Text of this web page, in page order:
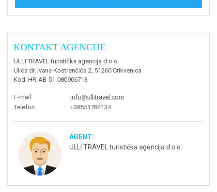
KONTAKT AGENCIJE
ULLI TRAVEL turistička agencija d.o.o.
Ulica dr. Ivana Kostrenčića 2, 51260 Crikvenica
Kod : HR-AB-51-080906713
E-mail :
info@ullitravel.com
Telefon: +38551784134
AGENT:
ULLI TRAVEL turistička agencija d.o.o.